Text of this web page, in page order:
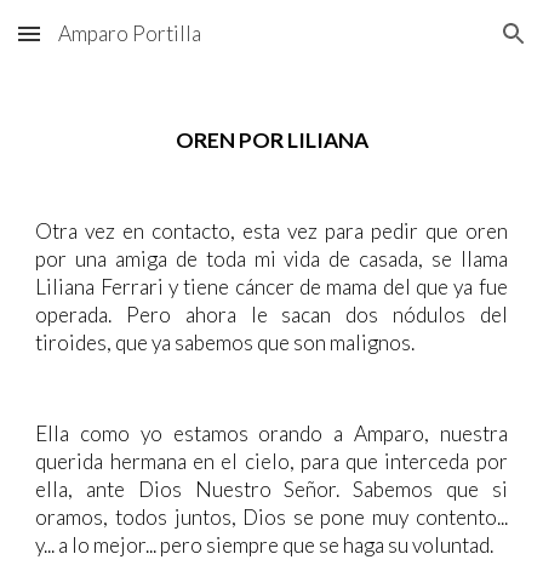
Skip to main content Skip to navigation
Amparo Portilla
OREN POR LILIANA
Otra vez en contacto, esta vez para pedir que oren
por una amiga de toda mi vida de casada, se llama
Liliana Ferrari y tiene cáncer de mama del que ya fue
operada. Pero ahora le sacan dos nódulos del
tiroides, que ya sabemos que son malignos.
Ella como yo estamos orando a Amparo, nuestra
querida hermana en el cielo, para que interceda por
ella, ante Dios Nuestro Señor. Sabemos que si
oramos, todos juntos, Dios se pone muy contento...
y... a lo mejor... pero siempre que se haga su voluntad.